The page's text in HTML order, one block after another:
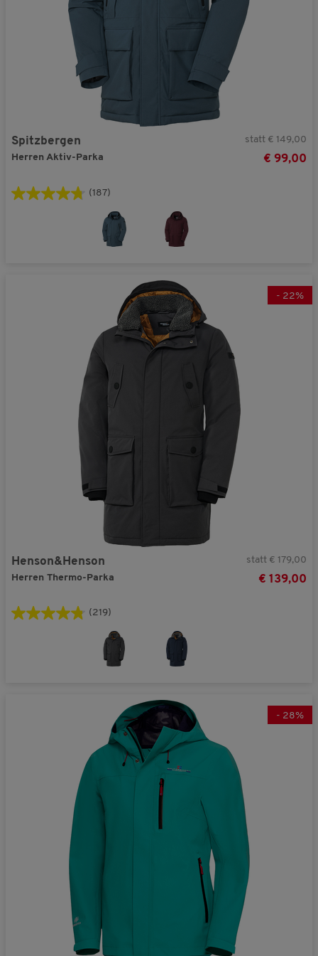
Spitzbergen
Herren Aktiv-Parka
statt € 149,00
€ 99,00
(187)
- 22%
Henson&Henson
Herren Thermo-Parka
statt € 179,00
€ 139,00
(219)
- 28%